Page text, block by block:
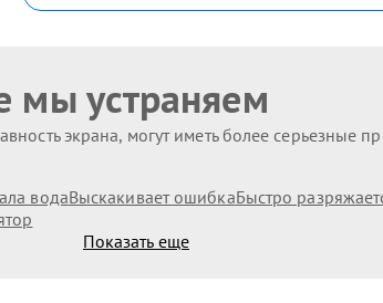
мы устраняем
экрана, могут иметь более серьезные
водаВыскакивает ошибкаБыстро
Показать еще